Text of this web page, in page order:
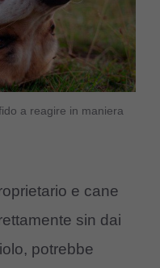
a reagire in maniera
e cane
sin dai
potrebbe